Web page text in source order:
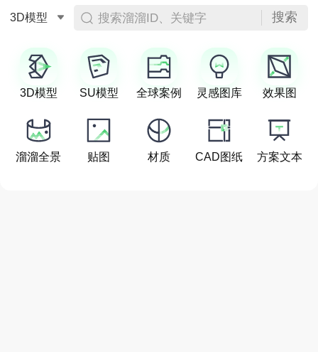
3D模型 搜索溜溜ID、关键字 搜索
3D模型 SU模型 全球案例 灵感图库 效果图
溜溜全景 贴图 材质 CAD图纸 方案文本